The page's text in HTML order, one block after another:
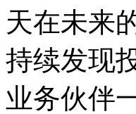
天在未来
持续发现
业务伙伴